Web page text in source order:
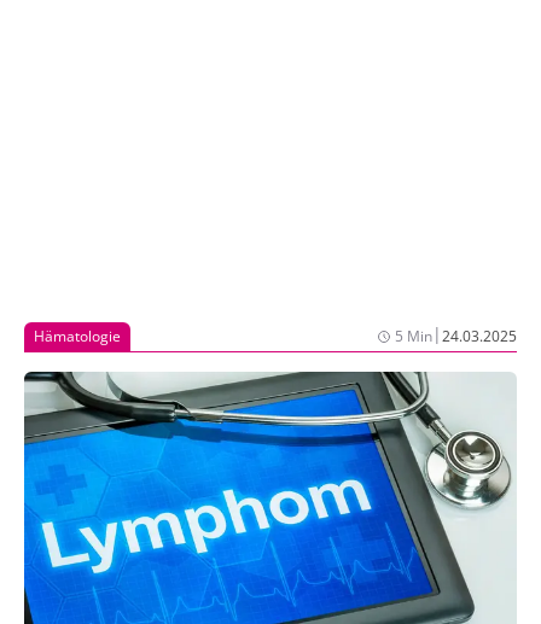
Hämatologie 5 Min|24.03.2025